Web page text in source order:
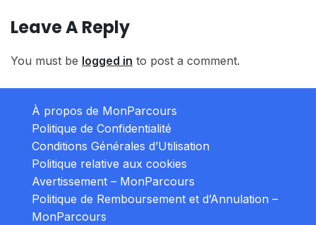
Leave A Reply
You must be logged in to post a comment.
À propos de MonParcours
Politique de Confidentialité
Conditions Générales d’Utilisation
Politique relative aux cookies
Avertissement – MonParcours
Politique de Remboursement et d’Annulation –
MonParcours